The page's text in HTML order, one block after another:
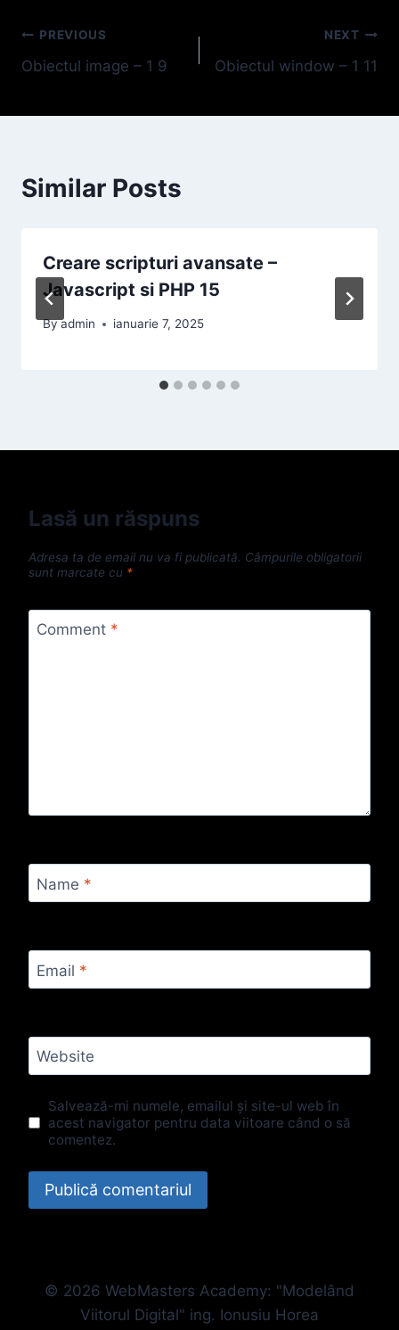
Navigare
în
articole
PREVIOUS
Obiectul image – 1 9
NEXT
Obiectul window – 1 11
Similar Posts
Creare scripturi avansate –
Javascript si PHP 15
Byadmin ianuarie 7, 2025
Lasă un răspuns
Adresa ta de email nu va fi publicată. Câmpurile obligatorii
sunt marcate cu *
Comment *
Name *
Email *
Website
Salvează-mi numele, emailul și site-ul web în
acest navigator pentru data viitoare când o să
comentez.
© 2026 WebMasters Academy: "Modelând
Viitorul Digital" ing. Ionusiu Horea